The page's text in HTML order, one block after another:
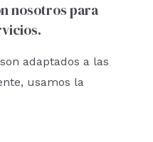
nosotros para
adaptados a las
usamos la